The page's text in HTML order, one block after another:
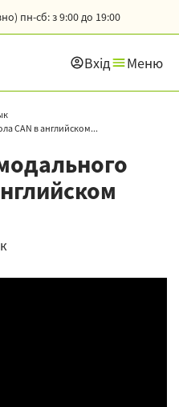
пн-сб: з 9:00 до 19:00
Вхід Меню
CAN в английском...